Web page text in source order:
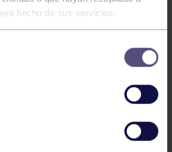
hecho de sus servicios.
DE ASTURIAS